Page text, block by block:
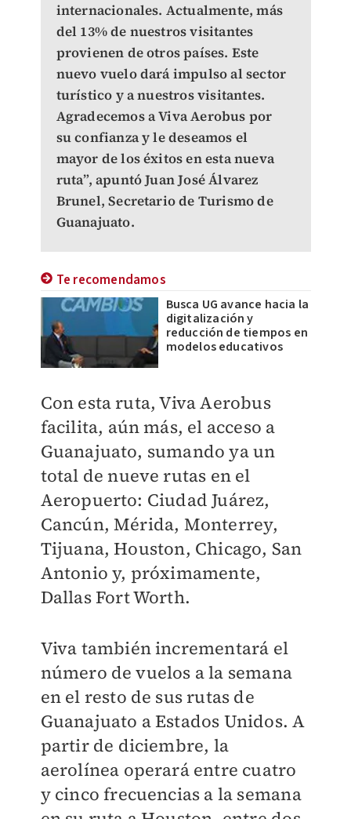
internacionales. Actualmente, más
del 13% de nuestros visitantes
provienen de otros países. Este
nuevo vuelo dará impulso al sector
turístico y a nuestros visitantes.
Agradecemos a Viva Aerobus por
su confianza y le deseamos el
mayor de los éxitos en esta nueva
ruta”, apuntó Juan José Álvarez
Brunel, Secretario de Turismo de
Guanajuato.
Te recomendamos
Busca UG avance hacia la
digitalización y
reducción de tiempos en
modelos educativos
Con esta ruta, Viva Aerobus
facilita, aún más, el acceso a
Guanajuato, sumando ya un
total de nueve rutas en el
Aeropuerto: Ciudad Juárez,
Cancún, Mérida, Monterrey,
Tijuana, Houston, Chicago, San
Antonio y, próximamente,
Dallas Fort Worth.
Viva también incrementará el
número de vuelos a la semana
en el resto de sus rutas de
Guanajuato a Estados Unidos. A
partir de diciembre, la
aerolínea operará entre cuatro
y cinco frecuencias a la semana